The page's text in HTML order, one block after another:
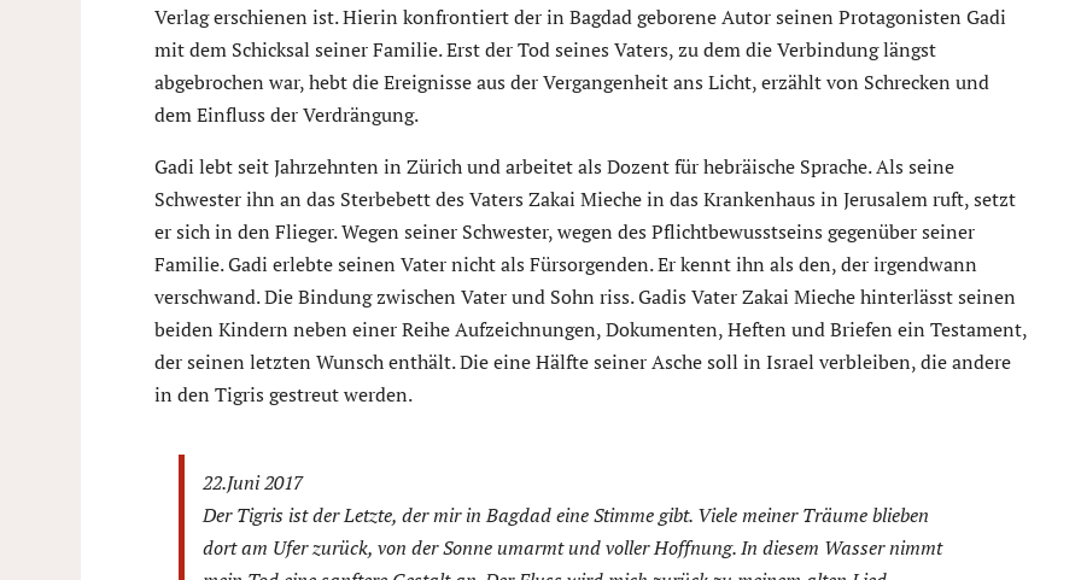
Verlag erschienen ist. Hierin konfrontiert der in Bagdad geborene Autor seinen Protagonisten Gadi
mit dem Schicksal seiner Familie. Erst der Tod seines Vaters, zu dem die Verbindung längst
abgebrochen war, hebt die Ereignisse aus der Vergangenheit ans Licht, erzählt von Schrecken und
dem Einfluss der Verdrängung.
Gadi lebt seit Jahrzehnten in Zürich und arbeitet als Dozent für hebräische Sprache. Als seine
Schwester ihn an das Sterbebett des Vaters Zakai Mieche in das Krankenhaus in Jerusalem ruft, setzt
er sich in den Flieger. Wegen seiner Schwester, wegen des Pflichtbewusstseins gegenüber seiner
Familie. Gadi erlebte seinen Vater nicht als Fürsorgenden. Er kennt ihn als den, der irgendwann
verschwand. Die Bindung zwischen Vater und Sohn riss. Gadis Vater Zakai Mieche hinterlässt seinen
beiden Kindern neben einer Reihe Aufzeichnungen, Dokumenten, Heften und Briefen ein Testament,
der seinen letzten Wunsch enthält. Die eine Hälfte seiner Asche soll in Israel verbleiben, die andere
in den Tigris gestreut werden.
22.Juni 2017
Der Tigris ist der Letzte, der mir in Bagdad eine Stimme gibt. Viele meiner Träume blieben
dort am Ufer zurück, von der Sonne umarmt und voller Hoffnung. In diesem Wasser nimmt